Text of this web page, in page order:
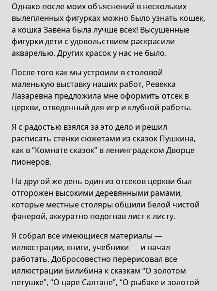
Однако после моих объяснений в нескольких
вылепленных фигурках можно было узнать кошек,
а кошка Завена была лучше всех! Высушенные
фигурки дети с удовольствием раскрасили
акварелью. Других красок у нас не было.
После того как мы устроили в столовой
маленькую выставку наших работ, Ревекка
Лазаревна предложила мне оформить отсек в
церкви, отведенный для игр и клубной работы.
Я с радостью взялся за это дело и решил
расписать стенки сюжетами из сказок Пушкина,
как в “Комнате сказок” в ленинградском Дворце
пионеров.
На другой же день один из отсеков церкви был
отгорожен высокими деревянными рамами,
которые местные столяры обшили белой чистой
фанерой, аккуратно подогнав лист к листу.
Я собрал все имеющиеся материалы —
иллюстрации, книги, учебники — и начал
работать. Добросовестно перерисовал все
иллюстрации Билибина к сказкам “О золотом
петушке”, “О царе Салтане”, “О рыбаке и золотой